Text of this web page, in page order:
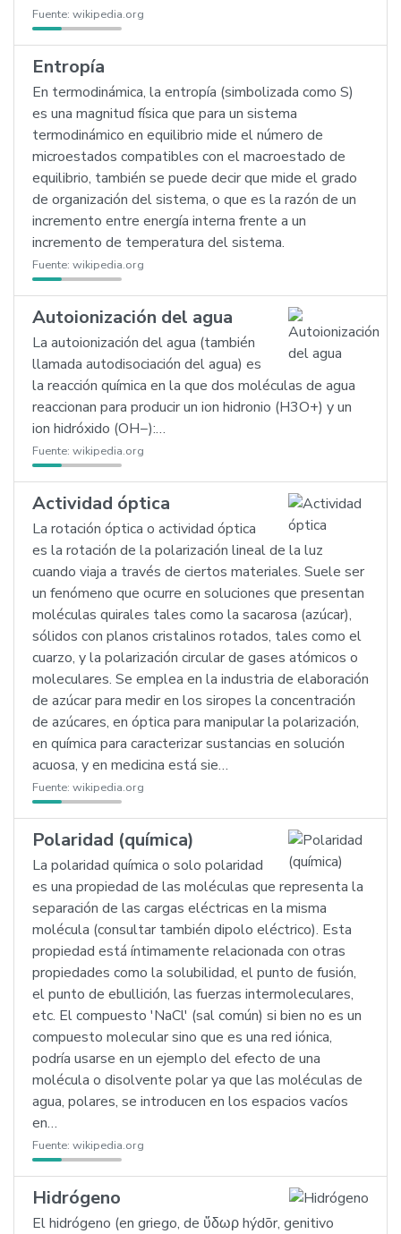
Fuente: wikipedia.org
Entropía
En termodinámica, la entropía (simbolizada como S)
es una magnitud física que para un sistema
termodinámico en equilibrio mide el número de
microestados compatibles con el macroestado de
equilibrio, también se puede decir que mide el grado
de organización del sistema, o que es la razón de un
incremento entre energía interna frente a un
incremento de temperatura del sistema.
Fuente: wikipedia.org
Autoionización del agua
La autoionización del agua (también
llamada autodisociación del agua) es
la reacción química en la que dos moléculas de agua
reaccionan para producir un ion hidronio (H3O+) y un
ion hidróxido (OH−):…
Fuente: wikipedia.org
Actividad óptica
La rotación óptica o actividad óptica
es la rotación de la polarización lineal de la luz
cuando viaja a través de ciertos materiales. Suele ser
un fenómeno que ocurre en soluciones que presentan
moléculas quirales tales como la sacarosa (azúcar),
sólidos con planos cristalinos rotados, tales como el
cuarzo, y la polarización circular de gases atómicos o
moleculares. Se emplea en la industria de elaboración
de azúcar para medir en los siropes la concentración
de azúcares, en óptica para manipular la polarización,
en química para caracterizar sustancias en solución
acuosa, y en medicina está sie…
Fuente: wikipedia.org
Polaridad (química)
La polaridad química o solo polaridad
es una propiedad de las moléculas que representa la
separación de las cargas eléctricas en la misma
molécula (consultar también dipolo eléctrico). Esta
propiedad está íntimamente relacionada con otras
propiedades como la solubilidad, el punto de fusión,
el punto de ebullición, las fuerzas intermoleculares,
etc. El compuesto 'NaCl' (sal común) si bien no es un
compuesto molecular sino que es una red iónica,
podría usarse en un ejemplo del efecto de una
molécula o disolvente polar ya que las moléculas de
agua, polares, se introducen en los espacios vacíos
en…
Fuente: wikipedia.org
Hidrógeno
El hidrógeno (en griego, de ὕδωρ hýdōr, genitivo